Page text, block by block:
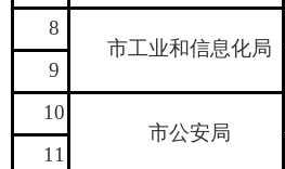
8
市工业和信息化局
9
10
市公安局
11